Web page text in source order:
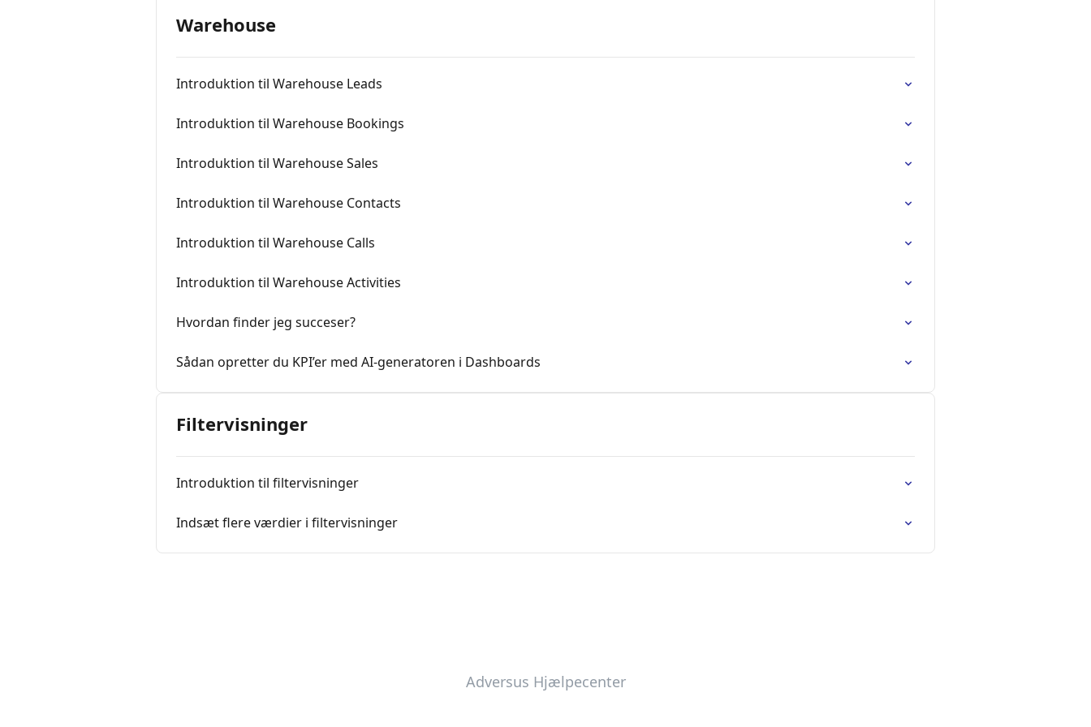
Warehouse
Introduktion til Warehouse Leads
Introduktion til Warehouse Bookings
Introduktion til Warehouse Sales
Introduktion til Warehouse Contacts
Introduktion til Warehouse Calls
Introduktion til Warehouse Activities
Hvordan finder jeg succeser?
Sådan opretter du KPI’er med AI-generatoren i Dashboards
Filtervisninger
Introduktion til filtervisninger
Indsæt flere værdier i filtervisninger
Adversus Hjælpecenter